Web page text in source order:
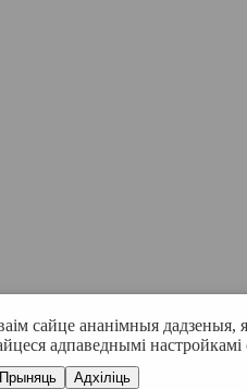
сайце ананімныя дадзеныя,
адпаведнымі настройкамі
Прыняць Адхіліць